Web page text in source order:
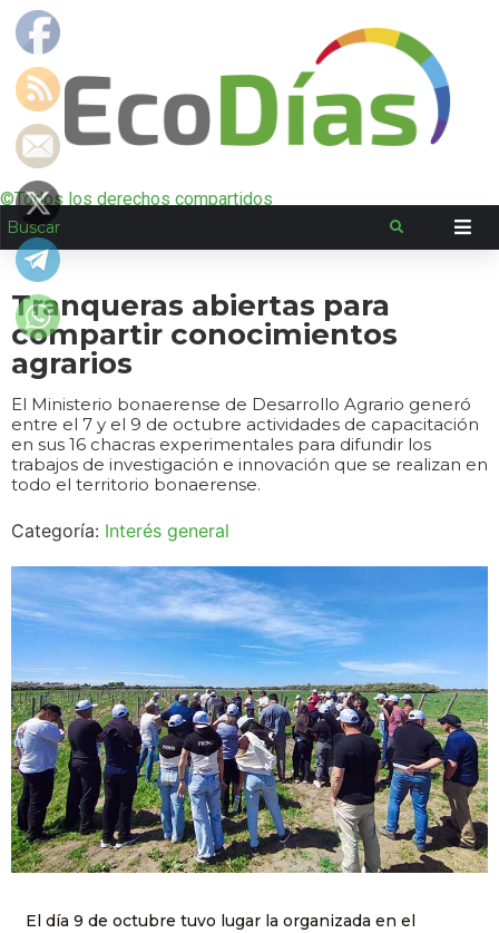
©Todos los derechos compartidos
Tranqueras abiertas para
compartir conocimientos
agrarios
El Ministerio bonaerense de Desarrollo Agrario generó
entre el 7 y el 9 de octubre actividades de capacitación
en sus 16 chacras experimentales para difundir los
trabajos de investigación e innovación que se realizan en
todo el territorio bonaerense.
Categoría: Interés general
El día 9 de octubre tuvo lugar la organizada en el